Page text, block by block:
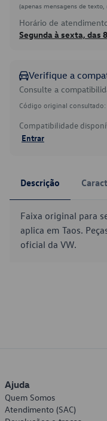
(apenas mensagens de
Horário de
Segunda à sexta, das
Verifique a
Consulte a
Código original consultado:
Compatibilidade
Entrar
Descrição
Faixa original para
aplica em Taos.
oficial da VW.
Ajuda
Quem Somos
Atendimento (SAC)